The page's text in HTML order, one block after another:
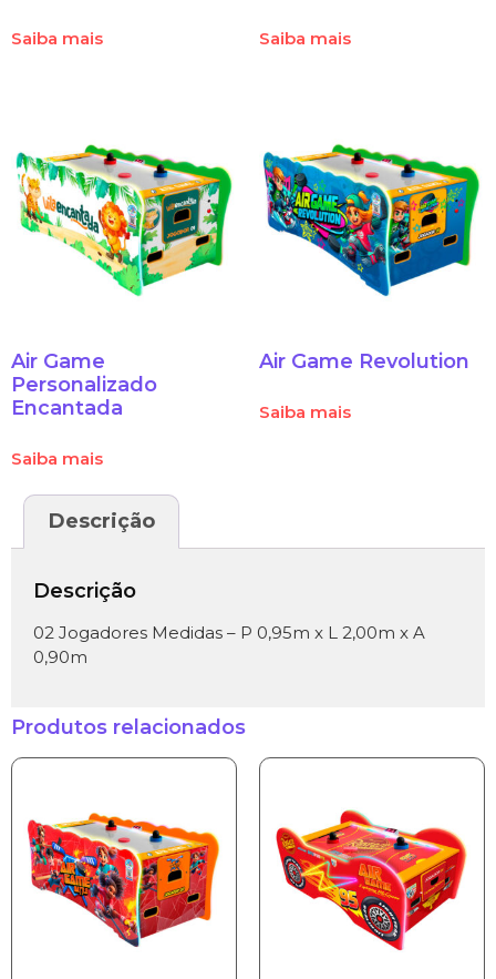
Saiba mais Saiba mais
Air Game
Personalizado
Encantada
Saiba mais
Air Game Revolution
Saiba mais
Descrição
Descrição
02 Jogadores Medidas – P 0,95m x L 2,00m x A
0,90m
Produtos relacionados